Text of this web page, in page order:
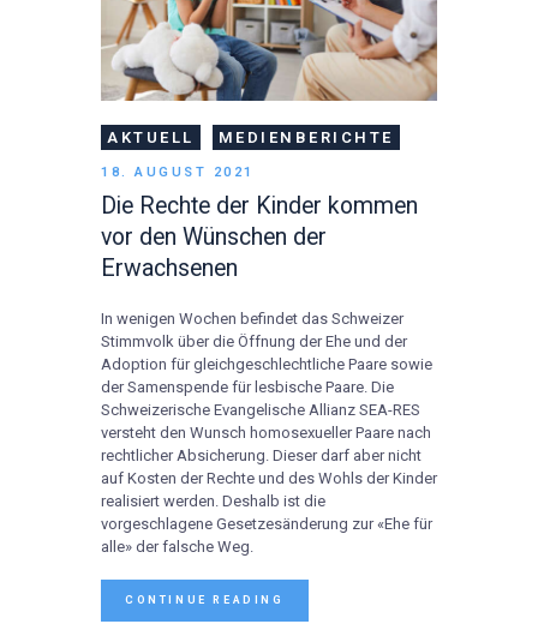
AKTUELL MEDIENBERICHTE
18. AUGUST 2021
Die Rechte der Kinder kommen
vor den Wünschen der
Erwachsenen
In wenigen Wochen befindet das Schweizer
Stimmvolk über die Öffnung der Ehe und der
Adoption für gleichgeschlechtliche Paare sowie
der Samenspende für lesbische Paare. Die
Schweizerische Evangelische Allianz SEA-RES
versteht den Wunsch homosexueller Paare nach
rechtlicher Absicherung. Dieser darf aber nicht
auf Kosten der Rechte und des Wohls der Kinder
realisiert werden. Deshalb ist die
vorgeschlagene Gesetzesänderung zur «Ehe für
alle» der falsche Weg.
CONTINUE READING